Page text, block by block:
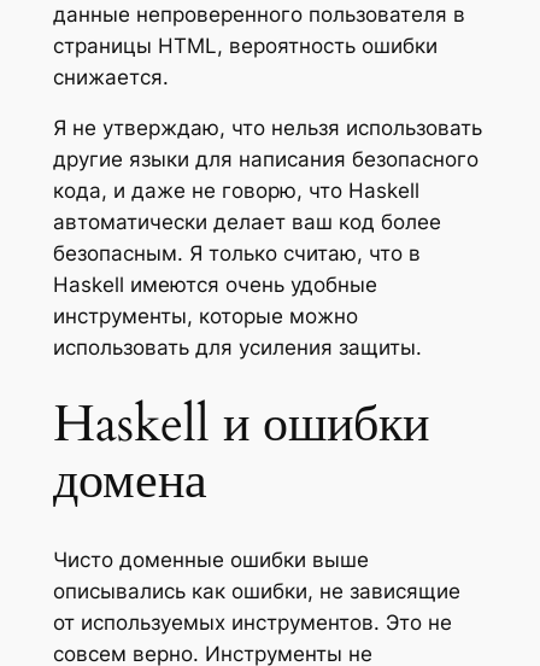
данные непроверенного пользователя в
страницы HTML, вероятность ошибки
снижается.
Я не утверждаю, что нельзя использовать
другие языки для написания безопасного
кода, и даже не говорю, что Haskell
автоматически делает ваш код более
безопасным. Я только считаю, что в
Haskell имеются очень удобные
инструменты, которые можно
использовать для усиления защиты.
Haskell и ошибки
домена
Чисто доменные ошибки выше
описывались как ошибки, не зависящие
от используемых инструментов. Это не
совсем верно. Инструменты не